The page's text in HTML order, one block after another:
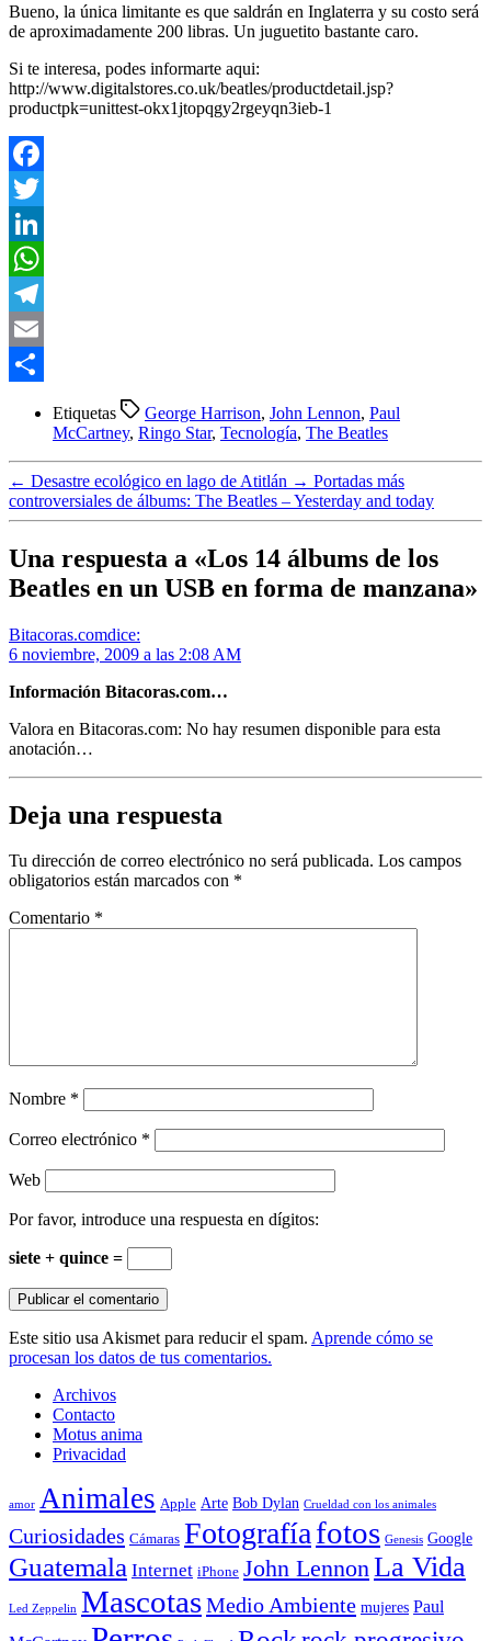
Bueno, la única limitante es que saldrán en Inglaterra y su costo será
de aproximadamente 200 libras. Un juguetito bastante caro.
Si te interesa, podes informarte aqui:
http://www.digitalstores.co.uk/beatles/productdetail.jsp?
productpk=unittest-okx1jtopqgy2rgeyqn3ieb-1
Facebook
Twitter
LinkedIn
WhatsApp
Telegram
Email
Etiquetas George Harrison, John Lennon, Paul
McCartney, Ringo Star, Tecnología, The Beatles
← Desastre ecológico en lago de Atitlán → Portadas más
controversiales de álbums: The Beatles – Yesterday and today
Una respuesta a «Los 14 álbums de los
Beatles en un USB en forma de manzana»
Bitacoras.comdice:
6 noviembre, 2009 a las 2:08 AM
Información Bitacoras.com…
Valora en Bitacoras.com: No hay resumen disponible para esta
anotación…
Deja una respuesta
Tu dirección de correo electrónico no será publicada. Los campos
obligatorios están marcados con *
Comentario *
Nombre *
Correo electrónico *
Web
Por favor, introduce una respuesta en dígitos:
siete + quince =
Este sitio usa Akismet para reducir el spam. Aprende cómo se
procesan los datos de tus comentarios.
Archivos
Contacto
Motus anima
Privacidad
amor Animales Apple Arte Bob Dylan Crueldad con los animales
Curiosidades Cámaras Fotografíafotos Genesis Google
Guatemala Internet iPhone John LennonLa Vida
Led Zeppelin MascotasMedio Ambiente mujeres Paul